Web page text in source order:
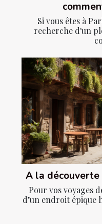
Si vous êtes à
recherche d'un
A la
Pour vos voyages
d’un endroit épique